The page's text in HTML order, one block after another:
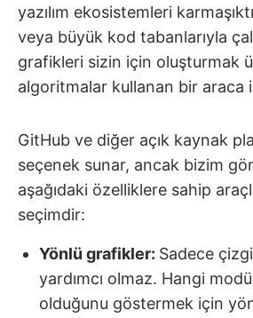
yazılım ekosistemleri
veya büyük kod tabanlarıyla
grafikleri sizin için oluşturmak
algoritmalar kullanan bir araca
GitHub ve diğer açık kaynak
seçenek sunar, ancak bizim
aşağıdaki özelliklere sahip
seçimdir:
Yönlü grafikler: Sadece
yardımcı olmaz. Hangi
olduğunu göstermek için